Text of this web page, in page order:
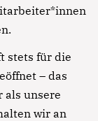
stets für die
– das
als unsere
wir an